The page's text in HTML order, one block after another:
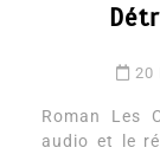
20
Roman Les
audio et le